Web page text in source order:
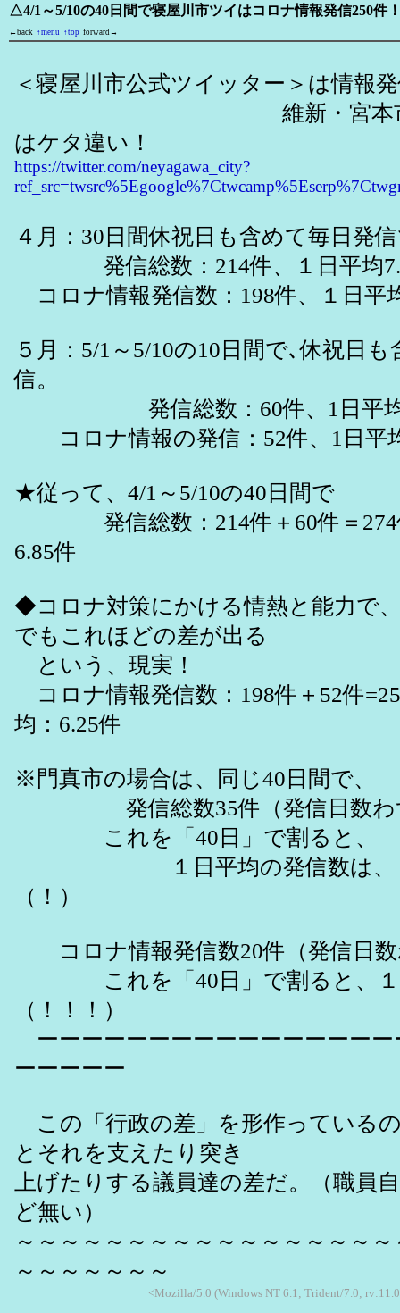
△4/1～5/10の40日間で寝屋川市ツイはコロナ情報発信250件
←back ↑menu ↑top forward→
＜寝屋川市公式ツイッター＞は情報
維新・宮本市政の
はケタ違い！
https://twitter.com/neyagawa_city?
４月：30日間休祝日も含めて毎日発
発信総数：214件、１日平均
コロナ情報発信数：198件、１日平
５月：5/1～5/10の10日間で､休祝日
信。
発信総数：60件、1日平
コロナ情報の発信：52件、1日平
★従って、4/1～5/10の40日間で
発信総数：214件＋60件＝274
6.85件
◆コロナ対策にかける情熱と能力で
でもこれほどの差が出る
という、現実！
コロナ情報発信数：198件＋52件
均：6.25件
※門真市の場合は、同じ40日間で、
発信総数35件（発信日数わ
これを「40日」で割ると、
１日平均の発信数は、１
（！）
コロナ情報発信数20件（発信日数
これを「40日」で割ると、１
（！！！）
ーーーーーーーーーーーーーーーー
ーーーーー
この「行政の差」を形作っている
とそれを支えたり突き
上げたりする議員達の差だ。（職員
ど無い）
～～～～～～～～～～～～～～～～
～～～～～～～
<Mozilla/5.0 (Windows NT 6.1; Trident/7.0;